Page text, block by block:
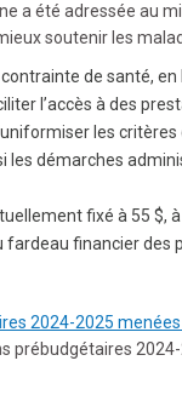
a été adressée au
soutenir les
de santé,
l’accès à des
les
les démarches
fixé à 55 $,
financier des
2024-2025
prébudgétaires